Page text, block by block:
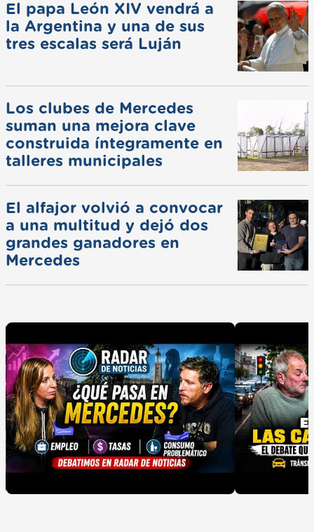
El papa León XIV vendrá a
la Argentina y una de sus
tres escalas será Luján
Los clubes de Mercedes
suman una mejora clave
construida íntegramente en
talleres municipales
El alfajor volvió a convocar
a una multitud y dejó dos
grandes ganadores en
Mercedes